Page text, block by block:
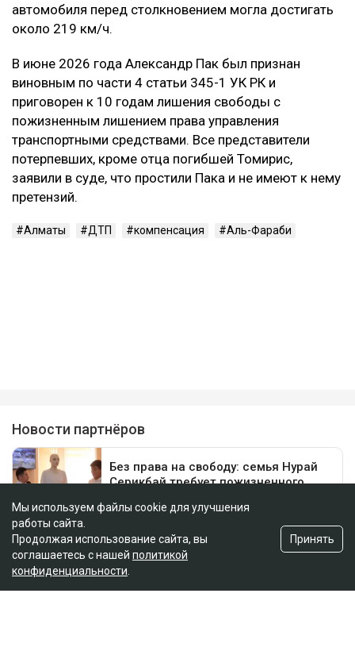
автомобиля перед столкновением могла достигать
около 219 км/ч.
В июне 2026 года Александр Пак был признан
виновным по части 4 статьи 345-1 УК РК и
приговорен к 10 годам лишения свободы с
пожизненным лишением права управления
транспортными средствами. Все представители
потерпевших, кроме отца погибшей Томирис,
заявили в суде, что простили Пака и не имеют к нему
претензий.
Алматы ДТП компенсация Аль-Фараби
Мы используем файлы cookie для улучшения
работы сайта.
Продолжая использование сайта, вы
соглашаетесь с нашей политикой
конфиденциальности
Принять